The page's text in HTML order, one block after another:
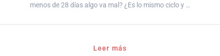
menos de 28 días algo va mal? ¿Es lo mismo ciclo y …
Leer más